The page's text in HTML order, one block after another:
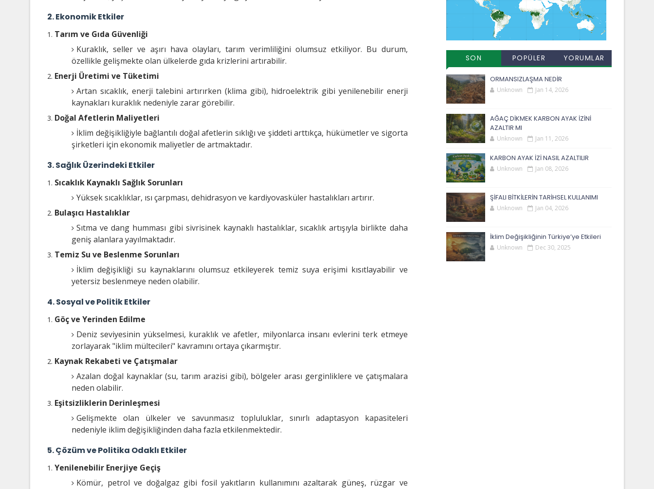
2. Ekonomik Etkiler
Tarım ve Gıda Güvenliği
Kuraklık, seller ve aşırı hava olayları, tarım verimliliğini olumsuz etkiliyor. Bu durum,
özellikle gelişmekte olan ülkelerde gıda krizlerini artırabilir.
Enerji Üretimi ve Tüketimi
Artan sıcaklık, enerji talebini artırırken (klima gibi), hidroelektrik gibi yenilenebilir enerji
kaynakları kuraklık nedeniyle zarar görebilir.
Doğal Afetlerin Maliyetleri
İklim değişikliğiyle bağlantılı doğal afetlerin sıklığı ve şiddeti arttıkça, hükümetler ve sigorta
şirketleri için ekonomik maliyetler de artmaktadır.
3. Sağlık Üzerindeki Etkiler
Sıcaklık Kaynaklı Sağlık Sorunları
Yüksek sıcaklıklar, ısı çarpması, dehidrasyon ve kardiyovasküler hastalıkları artırır.
Bulaşıcı Hastalıklar
Sıtma ve dang humması gibi sivrisinek kaynaklı hastalıklar, sıcaklık artışıyla birlikte daha
geniş alanlara yayılmaktadır.
Temiz Su ve Beslenme Sorunları
İklim değişikliği su kaynaklarını olumsuz etkileyerek temiz suya erişimi kısıtlayabilir ve
yetersiz beslenmeye neden olabilir.
4. Sosyal ve Politik Etkiler
Göç ve Yerinden Edilme
Deniz seviyesinin yükselmesi, kuraklık ve afetler, milyonlarca insanı evlerini terk etmeye
zorlayarak "iklim mültecileri" kavramını ortaya çıkarmıştır.
Kaynak Rekabeti ve Çatışmalar
Azalan doğal kaynaklar (su, tarım arazisi gibi), bölgeler arası gerginliklere ve çatışmalara
neden olabilir.
Eşitsizliklerin Derinleşmesi
Gelişmekte olan ülkeler ve savunmasız topluluklar, sınırlı adaptasyon kapasiteleri
nedeniyle iklim değişikliğinden daha fazla etkilenmektedir.
5. Çözüm ve Politika Odaklı Etkiler
Yenilenebilir Enerjiye Geçiş
Kömür, petrol ve doğalgaz gibi fosil yakıtların kullanımını azaltarak güneş, rüzgar ve
SON
EKLENENLER
POPÜLER
YORUMLAR
ORMANSIZLAŞMA NEDİR
Unknown Jan 14, 2026
AĞAÇ DİKMEK KARBON AYAK İZİNİ
AZALTIR MI
Unknown Jan 11, 2026
KARBON AYAK İZİ NASIL AZALTILIR
Unknown Jan 08, 2026
ŞİFALI BİTKİLERİN TARİHSEL KULLANIMI
Unknown Jan 04, 2026
İklim Değişikliğinin Türkiye’ye Etkileri
Unknown Dec 30, 2025